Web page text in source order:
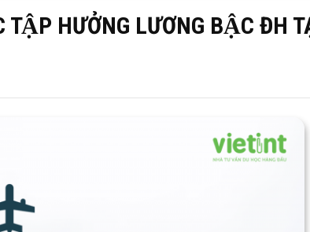
TẬP HƯỞNG LƯƠNG BẬC ĐH